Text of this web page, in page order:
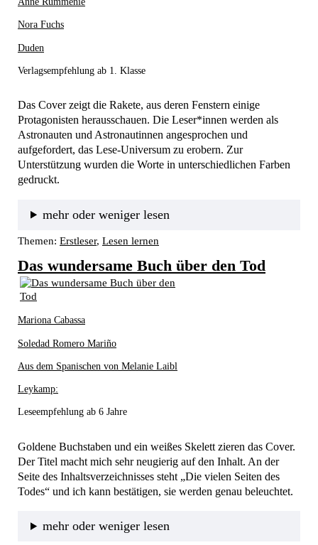
Nora Fuchs
Duden
Verlagsempfehlung ab 1. Klasse
Das Cover zeigt die Rakete, aus deren Fenstern einige
Protagonisten herausschauen. Die Leser*innen werden als
Astronauten und Astronautinnen angesprochen und
aufgefordert, das Lese-Universum zu erobern. Zur
Unterstützung wurden die Worte in unterschiedlichen Farben
gedruckt.
mehr oder weniger lesen
Themen: Erstleser, Lesen lernen
Das wundersame Buch über den Tod
Mariona Cabassa
Soledad Romero Mariño
Aus dem Spanischen von Melanie Laibl
Leykamp:
Leseempfehlung ab 6 Jahre
Goldene Buchstaben und ein weißes Skelett zieren das Cover.
Der Titel macht mich sehr neugierig auf den Inhalt. An der
Seite des Inhaltsverzeichnisses steht „Die vielen Seiten des
Todes“ und ich kann bestätigen, sie werden genau beleuchtet.
mehr oder weniger lesen